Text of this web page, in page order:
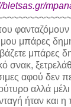
bletsas.gr/
μπάρες
μπάρες
σνακ,
αφού δεν
αλλά μέλι
ήταν και